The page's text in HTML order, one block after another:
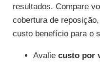
resultados. Compare
cobertura de
custo benefício para o
Avalie custo por